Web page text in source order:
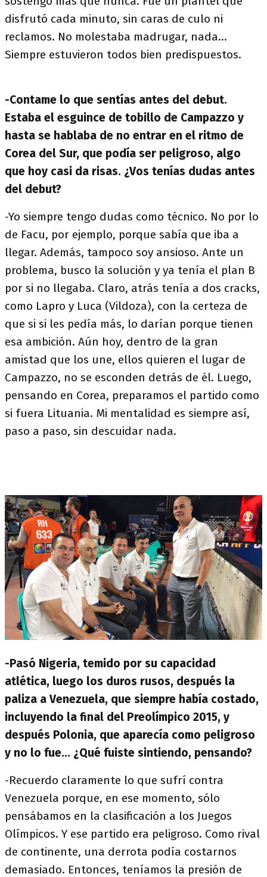
disfrutó cada minuto, sin caras de culo ni
reclamos. No molestaba madrugar, nada...
Siempre estuvieron todos bien predispuestos.
-Contame lo que sentías antes del debut.
Estaba el esguince de tobillo de Campazzo y
hasta se hablaba de no entrar en el ritmo de
Corea del Sur, que podía ser peligroso, algo
que hoy casi da risas. ¿Vos tenías dudas antes
del debut?
-Yo siempre tengo dudas como técnico. No por lo
de Facu, por ejemplo, porque sabía que iba a
llegar. Además, tampoco soy ansioso. Ante un
problema, busco la solución y ya tenía el plan B
por si no llegaba. Claro, atrás tenía a dos cracks,
como Lapro y Luca (Vildoza), con la certeza de
que si si les pedía más, lo darían porque tienen
esa ambición. Aún hoy, dentro de la gran
amistad que los une, ellos quieren el lugar de
Campazzo, no se esconden detrás de él. Luego,
pensando en Corea, preparamos el partido como
si fuera Lituania. Mi mentalidad es siempre así,
paso a paso, sin descuidar nada.
-Pasó Nigeria, temido por su capacidad
atlética, luego los duros rusos, después la
paliza a Venezuela, que siempre había costado,
incluyendo la final del Preolímpico 2015, y
después Polonia, que aparecía como peligroso
y no lo fue... ¿Qué fuiste sintiendo, pensando?
-Recuerdo claramente lo que sufrí contra
Venezuela porque, en ese momento, sólo
pensábamos en la clasificación a los Juegos
Olímpicos. Y ese partido era peligroso. Como rival
de continente, una derrota podía costarnos
demasiado. Entonces, teníamos la presión de